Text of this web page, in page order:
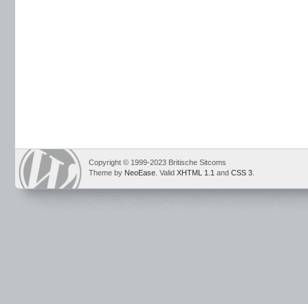
Copyright © 1999-2023 Britische Sitcoms
Theme by NeoEase . Valid XHTML 1.1 and CSS 3